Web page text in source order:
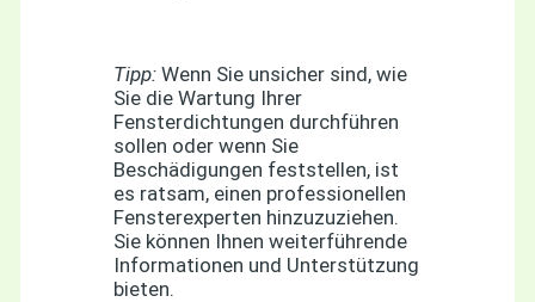
Tipp:Wenn Sie unsicher sind, wie
Sie die Wartung Ihrer
Fensterdichtungen durchführen
sollen oder wenn Sie
Beschädigungen feststellen, ist
es ratsam, einen professionellen
Fensterexperten hinzuzuziehen.
Sie können Ihnen weiterführende
Informationen und Unterstützung
bieten.